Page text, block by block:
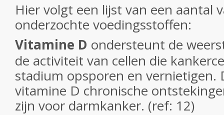
Hier volgt een lijst van een aantal
onderzochte voedingsstoffen:
Vitamine D ondersteunt de
de activiteit van cellen die
stadium opsporen en vernietigen.
vitamine D chronische
zijn voor darmkanker. (ref: 12)